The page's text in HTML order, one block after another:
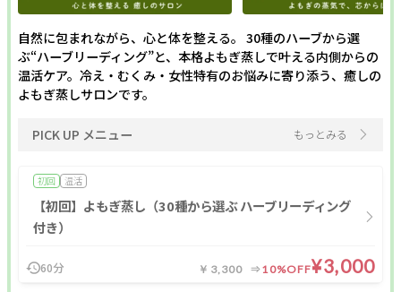
自然に包まれながら、心と体を整える。 30種のハーブから選
ぶ“ハーブリーディング”と、本格よもぎ蒸しで叶える内側からの
温活ケア。冷え・むくみ・女性特有のお悩みに寄り添う、癒しの
よもぎ蒸しサロンです。
PICK UP メニュー もっとみる
初回 温活
【初回】よもぎ蒸し（30種から選ぶ ハーブリーディング
付き）
60分 ￥3,300 10%OFF¥3,000